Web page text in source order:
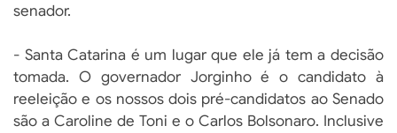
senador.
- Santa Catarina é um lugar que ele já tem a decisão
tomada. O governador Jorginho é o candidato à
reeleição e os nossos dois pré-candidatos ao Senado
são a Caroline de Toni e o Carlos Bolsonaro. Inclusive